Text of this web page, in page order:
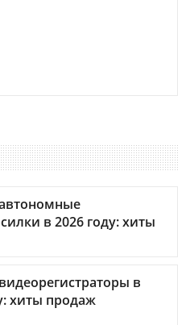
в 2026 году: хиты
в
хиты продаж